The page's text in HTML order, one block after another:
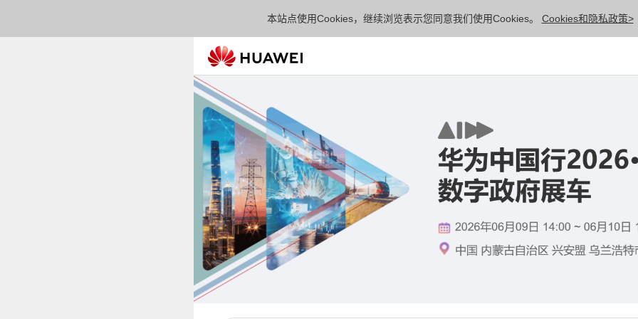
本站点使用Cookies，继续浏览表示您同意我们使用Cookies。 Cookies和隐私政策>